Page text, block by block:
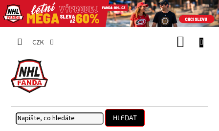
CZK
HLEDAT